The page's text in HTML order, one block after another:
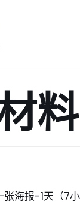
海报-1天（7